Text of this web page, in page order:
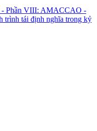
- Phần VIII: AMACCAO -
trình tái định nghĩa trong kỷ